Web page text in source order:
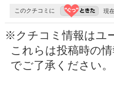
このクチコミに 現
※クチコミ情報はユ
これらは投稿時の
でご了承ください。